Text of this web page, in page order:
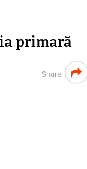
primară
Share